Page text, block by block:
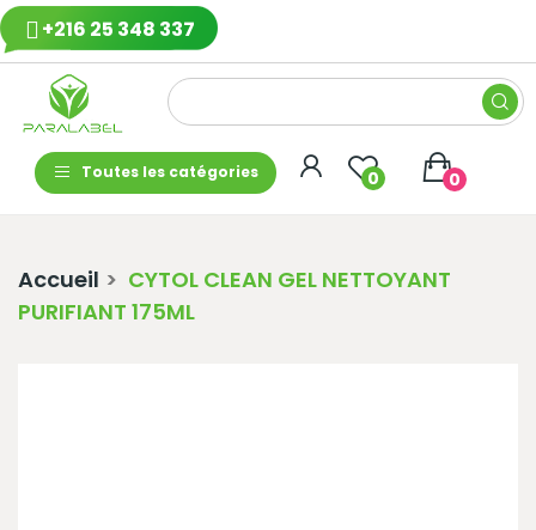
+216 25 348 337
Toutes les catégories 0 0
Accueil
CYTOL CLEAN GEL NETTOYANT
PURIFIANT 175ML